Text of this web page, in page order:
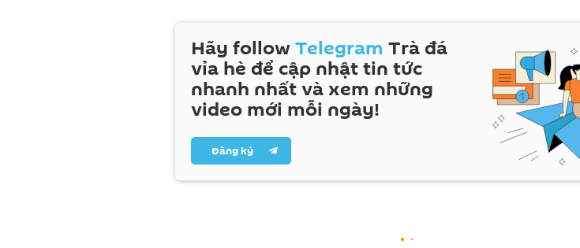
Hãy followTelegram Trà đá
vỉa hè để cập nhật tin tức
nhanh nhất và xem những
video mới mỗi ngày!
Đăng ký